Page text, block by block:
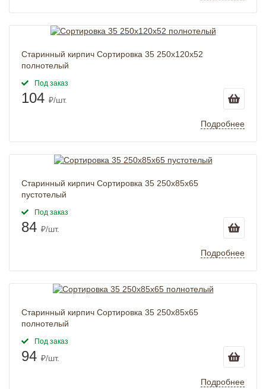
Старинный кирпич Сортировка 35 250x120x52
полнотелый
Под заказ
104 ₽/шт.
Подробнее
Старинный кирпич Сортировка 35 250x85x65
пустотелый
Под заказ
84 ₽/шт.
Подробнее
Старинный кирпич Сортировка 35 250x85x65
полнотелый
Под заказ
94 ₽/шт.
Подробнее